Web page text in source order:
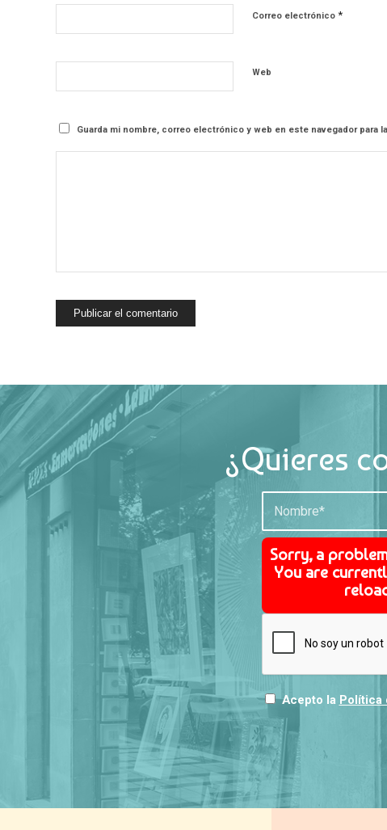
Correo electrónico *
Web
Guarda mi nombre, correo electrónico y web en este navegador para
¿Quieres
Sorry, a
You are
Acepto la Política